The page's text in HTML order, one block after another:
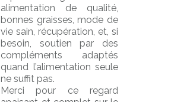
alimentation de qualité,
bonnes graisses, mode de
vie sain, récupération, et, si
besoin, soutien par des
compléments adaptés
quand l’alimentation seule
ne suffit pas.
Merci pour ce regard